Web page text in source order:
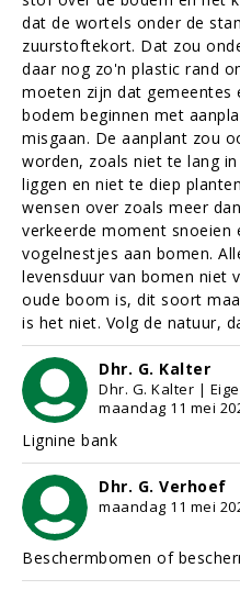
dat de wortels onder de
zuurstoftekort. Dat zou
daar nog zo'n plastic rand
moeten zijn dat gemeentes
bodem beginnen met
misgaan. De aanplant zou
worden, zoals niet te lang
liggen en niet te diep
wensen over zoals meer
verkeerde moment snoeien
vogelnestjes aan bomen.
levensduur van bomen niet
oude boom is, dit soort
is het niet. Volg de natuur,
Dhr. G. Kalter
Dhr. G. Kalter |
maandag 11 mei
Lignine bank
Dhr. G. Verhoef
maandag 11 mei
Beschermbomen of